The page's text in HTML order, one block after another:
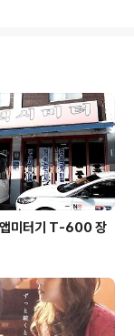
미터기 T-600 장